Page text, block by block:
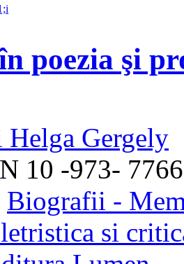
poezia şi
Gergely
10 -973-
Biografii -
si